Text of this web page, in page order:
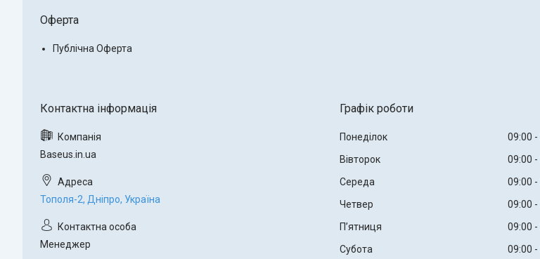
Оферта
Публічна Оферта
Baseus.in.ua
Тополя-2, Дніпро, Україна
Менеджер
Графік роботи
Понеділок 09:00
Вівторок
09:00
Середа
09:00
Четвер
09:00
Пʼятниця
09:00
Субота
09:00